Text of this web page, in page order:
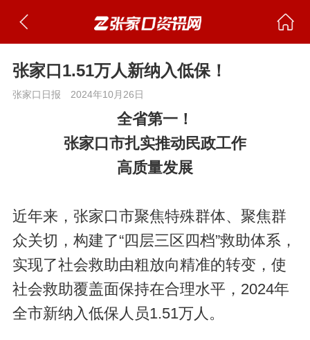
张家口1.51万人新纳入低保！
张家口日报 2024年10月26日
全省第一！
张家口市扎实推动民政工作
高质量发展
近年来，张家口市聚焦特殊群体、聚焦群
众关切，构建了“四层三区四档”救助体系，
实现了社会救助由粗放向精准的转变，使
社会救助覆盖面保持在合理水平，2024年
全市新纳入低保人员1.51万人。